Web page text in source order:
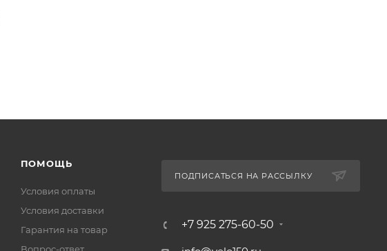
ПОМОЩЬ
Условия оплаты
Условия доставки
Гарантия на товар
ПОДПИСАТЬСЯ НА РАССЫЛКУ
+7 925 275-60-50